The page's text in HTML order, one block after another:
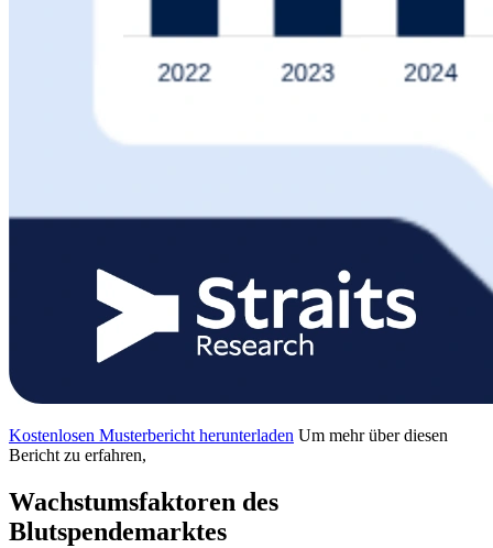
Kostenlosen Musterbericht herunterladen Um mehr über diesen
Bericht zu erfahren,
Wachstumsfaktoren des
Blutspendemarktes